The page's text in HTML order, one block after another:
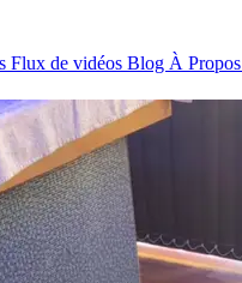
Flux de vidéos Blog À Propos